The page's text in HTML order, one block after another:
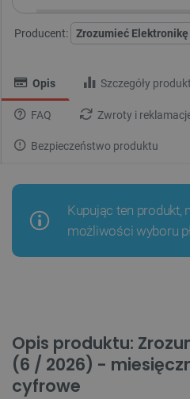
Producent: Zrozumieć Elektronikę
Opis Szczegóły
FAQ Zwroty i
Bezpieczeństwo produktu
Kupując ten produkt,
możliwości wyboru
Opis produktu:
(6 / 2026) -
cyfrowe